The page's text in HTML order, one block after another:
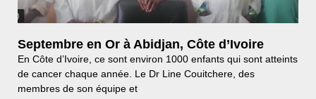
Septembre en Or à Abidjan, Côte d’Ivoire
En Côte d’Ivoire, ce sont environ 1000 enfants qui sont atteints
de cancer chaque année. Le Dr Line Couitchere, des
membres de son équipe et